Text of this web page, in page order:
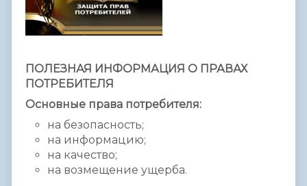
ПОЛЕЗНАЯ ИНФОРМАЦИЯ О ПРАВАХ
ПОТРЕБИТЕЛЯ
Основные права потребителя:
на безопасность;
на информацию;
на качество;
на возмещение ущерба.